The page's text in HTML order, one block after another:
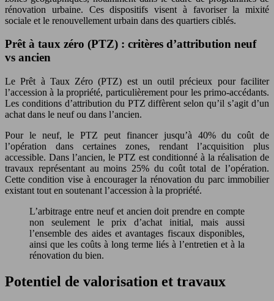
rénovation urbaine. Ces dispositifs visent à favoriser la mixité
sociale et le renouvellement urbain dans des quartiers ciblés.
Prêt à taux zéro (PTZ) : critères d’attribution neuf
vs ancien
Le Prêt à Taux Zéro (PTZ) est un outil précieux pour faciliter
l’accession à la propriété, particulièrement pour les primo-accédants.
Les conditions d’attribution du PTZ diffèrent selon qu’il s’agit d’un
achat dans le neuf ou dans l’ancien.
Pour le neuf, le PTZ peut financer jusqu’à 40% du coût de
l’opération dans certaines zones, rendant l’acquisition plus
accessible. Dans l’ancien, le PTZ est conditionné à la réalisation de
travaux représentant au moins 25% du coût total de l’opération.
Cette condition vise à encourager la rénovation du parc immobilier
existant tout en soutenant l’accession à la propriété.
L’arbitrage entre neuf et ancien doit prendre en compte
non seulement le prix d’achat initial, mais aussi
l’ensemble des aides et avantages fiscaux disponibles,
ainsi que les coûts à long terme liés à l’entretien et à la
rénovation du bien.
Potentiel de valorisation et travaux